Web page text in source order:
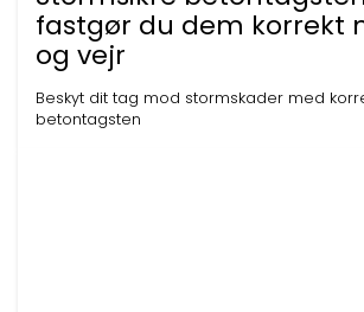
fastgør du dem korrekt
og vejr
Beskyt dit tag mod stormskader med
betontagsten